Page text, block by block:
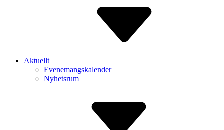
Aktuellt
Evenemangskalender
Nyhetsrum